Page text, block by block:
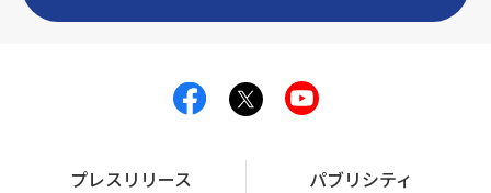
プレスリリース
パブリシティ